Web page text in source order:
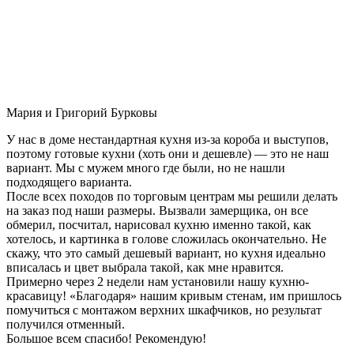
Мария и Григорий Бурковы
У нас в доме нестандартная кухня из-за короба и выступов,
поэтому готовые кухни (хоть они и дешевле) — это не наш
вариант. Мы с мужем много где были, но не нашли
подходящего варианта.
После всех походов по торговым центрам мы решили делать
на заказ под наши размеры. Вызвали замерщика, он все
обмерил, посчитал, нарисовал кухню именно такой, как
хотелось, и картинка в голове сложилась окончательно. Не
скажу, что это самый дешевый вариант, но кухня идеально
вписалась и цвет выбрала такой, как мне нравится.
Примерно через 2 недели нам установили нашу кухню-
красавицу! «Благодаря» нашим кривым стенам, им пришлось
помучиться с монтажом верхних шкафчиков, но результат
получился отменный.
Большое всем спасибо! Рекомендую!